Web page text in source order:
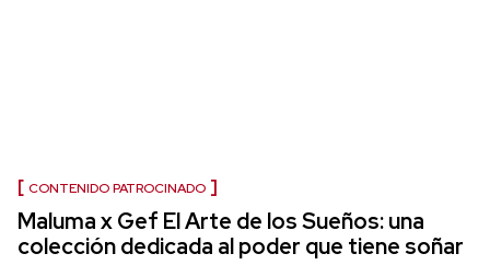
CONTENIDO PATROCINADO
Maluma x Gef El Arte de los Sueños: una
colección dedicada al poder que tiene soñar